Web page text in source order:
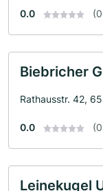
0.0
Biebricher
Rathausstr. 42,
0.0
Leinekugel